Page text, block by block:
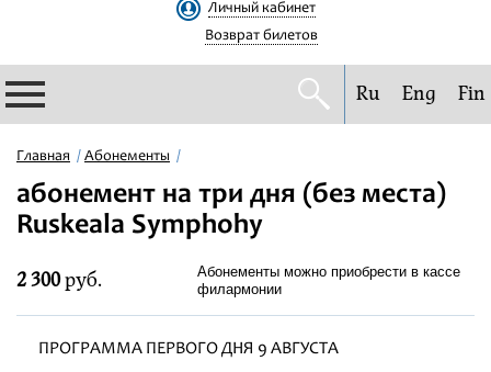
Личный кабинет
Возврат билетов
Филармония
Афиша
Фестивали
Ru Eng Fin
Главная Абонементы
абонемент на три дня (без места)
Ruskeala Symphohy
2 300руб.
Абонементы можно приобрести в кассе
филармонии
ПРОГРАММА ПЕРВОГО ДНЯ 9 АВГУСТА